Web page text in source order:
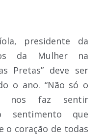
presidente da
da Mulher na
Pretas” deve ser
o ano. “Não só o
nos faz sentir
sentimento que
o coração de todas